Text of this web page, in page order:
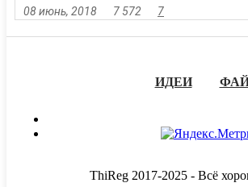
08 июнь, 2018 7 572 7
ИДЕИ
ThiReg 2017-2025 - Всё